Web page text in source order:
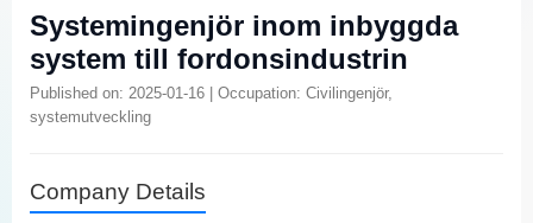
Systemingenjör inom inbyggda
system till fordonsindustrin
Published on: 2025-01-16 | Occupation: Civilingenjör,
systemutveckling
Company Details